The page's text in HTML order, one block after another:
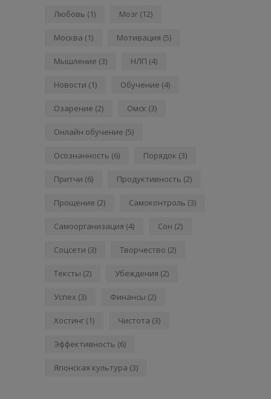
Любовь (1) Мозг (12)
Москва (1) Мотивация (5)
Мышление (3) НЛП (4)
Новости (1) Обучение (4)
Озарение (2) Омск (3)
Онлайн обучение (5)
Осознанность (6) Порядок (3)
Притчи (6) Продуктивность (2)
Прощение (2) Самоконтроль (3)
Самоорганизация (4) Сон (2)
Соцсети (3) Творчество (2)
Тексты (2) Убеждения (2)
Успех (3) Финансы (2)
Хостинг (1) Чистота (3)
Эффективность (6)
Японская культура (3)